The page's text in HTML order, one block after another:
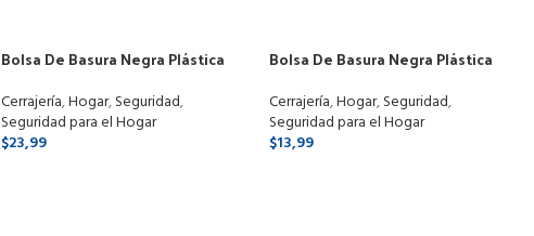
Bolsa De Basura Negra Plástica
Cerrajería,Hogar,Seguridad,
Seguridad para el Hogar
$23,99
Bolsa De Basura Negra Plástica
Cerrajería,Hogar,Seguridad,
Seguridad para el Hogar
$13,99